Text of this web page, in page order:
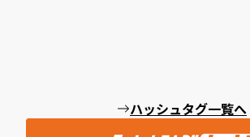
ハッシュタグ一覧へ